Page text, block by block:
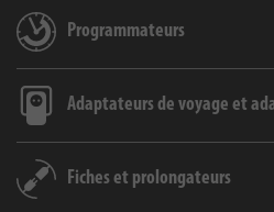
Programmateurs
Adaptateurs de voyage et
Fiches et prolongateurs